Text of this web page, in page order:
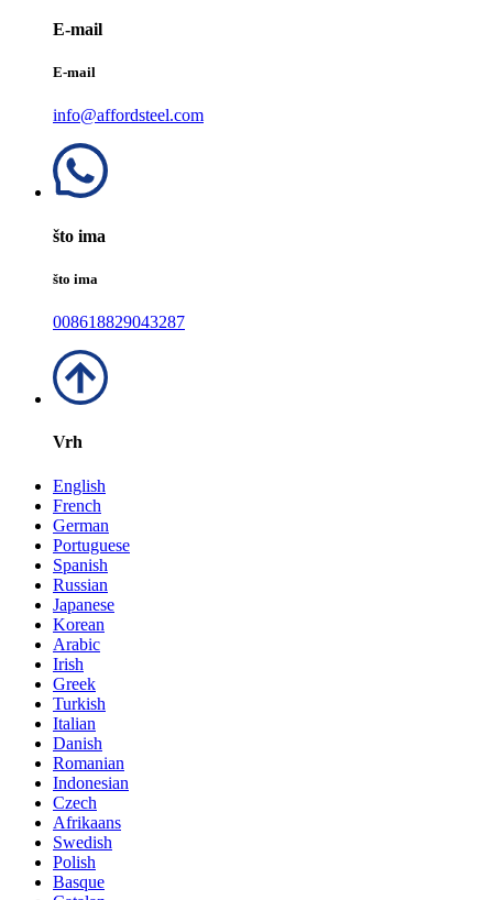
E-mail
E-mail
info@affordsteel.com
što ima
što ima
008618829043287
Vrh
English
French
German
Portuguese
Spanish
Russian
Japanese
Korean
Arabic
Irish
Greek
Turkish
Italian
Danish
Romanian
Indonesian
Czech
Afrikaans
Swedish
Polish
Basque